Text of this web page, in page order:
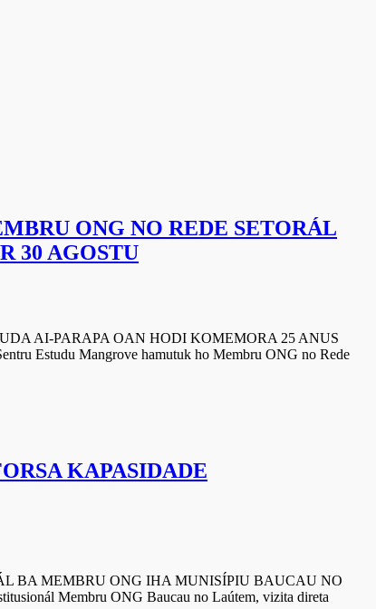
ONG NO REDE SETORÁL
30 AGOSTU
AI-PARAPA OAN HODI KOMEMORA 25 ANUS
Estudu Mangrove hamutuk ho Membru ONG no Rede
KAPASIDADE
BA MEMBRU ONG IHA MUNISÍPIU BAUCAU NO
Membru ONG Baucau no Laútem, vizita direta